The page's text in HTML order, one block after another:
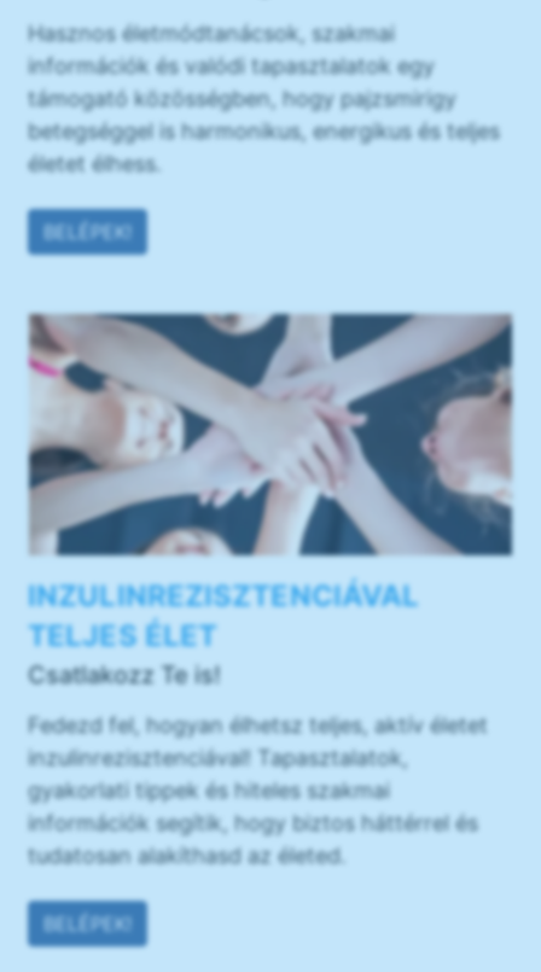
Hasznos életmódtanácsok, szakmai
információk és valódi tapasztalatok egy
támogató közösségben, hogy pajzsmirigy
betegséggel is harmonikus, energikus és teljes
életet élhess.
BELÉPEK!
INZULINREZISZTENCIÁVAL
TELJES ÉLET
Csatlakozz Te is!
Fedezd fel, hogyan élhetsz teljes, aktív életet
inzulinrezisztenciával! Tapasztalatok,
gyakorlati tippek és hiteles szakmai
információk segítik, hogy biztos háttérrel és
tudatosan alakíthasd az életed.
BELÉPEK!